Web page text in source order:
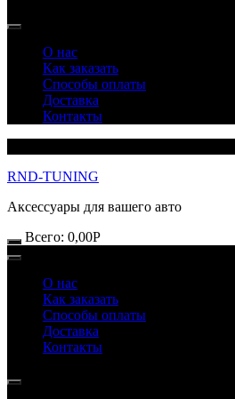
О нас
Как заказать
Способы оплаты
Доставка
Контакты
RND-TUNING
Аксессуары для вашего авто
Всего: 0,00Р
О нас
Как заказать
Способы оплаты
Доставка
Контакты